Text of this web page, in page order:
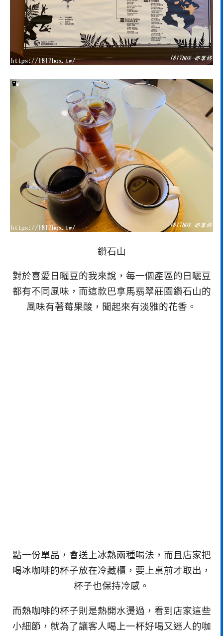
鑽石山
對於喜愛日曬豆的我來說，每一個產區的日曬豆
都有不同風味，而這款巴拿馬翡翠莊園鑽石山的
風味有著莓果酸，聞起來有淡雅的花香。
點一份單品，會送上冰熱兩種喝法，而且店家把
喝冰咖啡的杯子放在冷藏櫃，要上桌前才取出，
杯子也保持冷感。
而熱咖啡的杯子則是熱開水燙過，看到店家這些
小細節，就為了讓客人喝上一杯好喝又迷人的咖